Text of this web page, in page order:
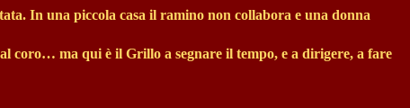
In una piccola casa il ramino non collabora e una donna
coro… ma qui è il Grillo a segnare il tempo, e a dirigere, a fare